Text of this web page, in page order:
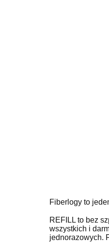
Fiberlogy to
REFILL to bez
wszystkich i
jednorazowych.